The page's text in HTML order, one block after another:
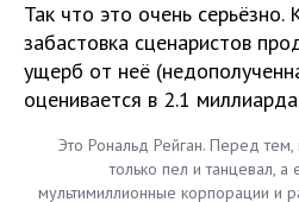
Так что это очень серьёзно.
забастовка сценаристов
ущерб от неё
оценивается в 2.1
Это Рональд Рейган. Перед тем,
только пел и танцевал,
мультимиллионные корпорации и